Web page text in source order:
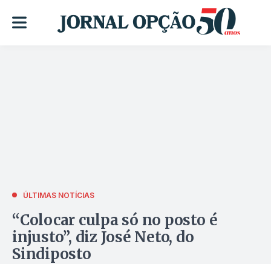
ÚLTIMAS NOTÍCIAS
“Colocar culpa só no posto é
injusto”, diz José Neto, do
Sindiposto